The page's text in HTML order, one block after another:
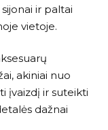
ir paltai
vietoje.
akiniai nuo
įvaizdį ir suteikti
dažnai